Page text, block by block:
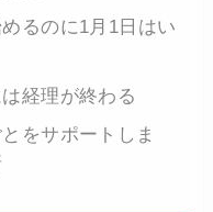
るのに1月1日はい
経理が終わる
をサポートしま